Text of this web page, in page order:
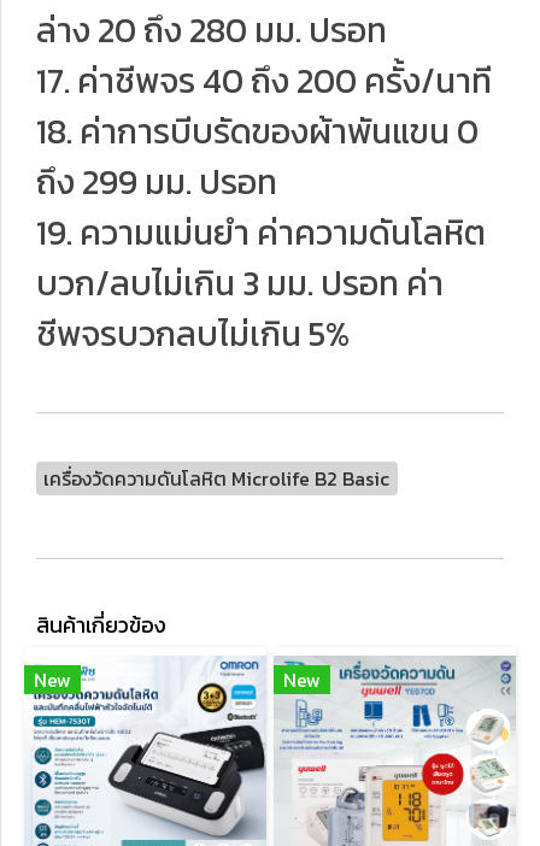
ล่าง 20 ถึง 280 มม. ปรอท
17. ค่าชีพจร 40 ถึง 200 ครั้ง/นาที
18. ค่าการบีบรัดของผ้าพันแขน 0
ถึง 299 มม. ปรอท
19. ความแม่นยํา ค่าความดันโลหิต
บวก/ลบไม่เกิน 3 มม. ปรอท ค่า
ชีพจรบวกลบไม่เกิน 5%
เครื่องวัดความดันโลหิต Microlife B2 Basic
สินค้าเกี่ยวข้อง
New New